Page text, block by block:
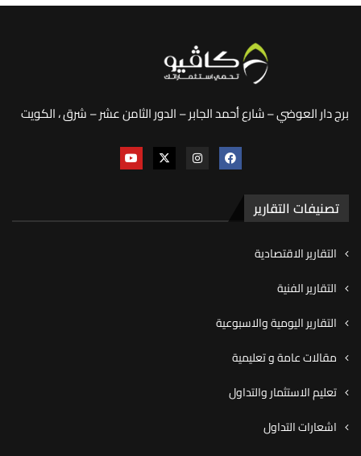
برج دار العوضي – شارع أحمد الجابر – الدور الثامن عشر – شرق ، الكويت
تصنيفات التقارير
التقارير الاقتصادية
التقارير الفنية
التقارير اليومية والاسبوعية
مقالات عامة و تعليمية
تعليم الاستثمار والتداول
اشعارات التداول